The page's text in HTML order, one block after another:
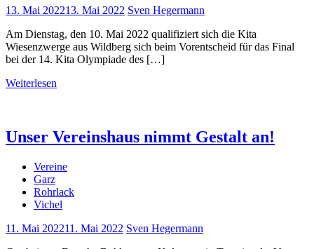
13. Mai 202213. Mai 2022 Sven Hegermann
Am Dienstag, den 10. Mai 2022 qualifiziert sich die Kita
Wiesenzwerge aus Wildberg sich beim Vorentscheid für das Final
bei der 14. Kita Olympiade des […]
Weiterlesen
Unser Vereinshaus nimmt Gestalt an!
Vereine
Garz
Rohrlack
Vichel
11. Mai 202211. Mai 2022 Sven Hegermann